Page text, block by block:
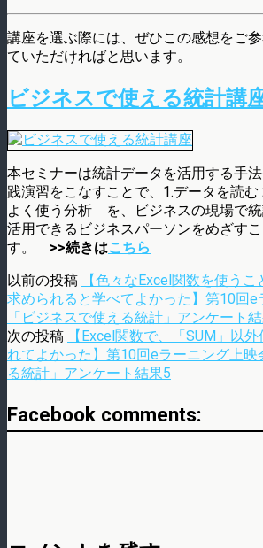
講座を選ぶ際には、ぜひこの感想をご
ていただければと思います。
ビジネスで使える統計講
本セミナーは統計データを活用する手
践演習をこなすことで、1.データを読
よく使う分析 を、ビジネスの現場で
活用できるビジネスパーソンをめざす
す。 >>続きはこちら
以前の投稿
【色々なExcel関数を使う
求められると学べてよかった】第10回e
「ビジネスで使える統計」アンケート
次の投稿
【Excel関数で、「SUM」以
れてよかった】第10回eラーニング上映
る統計」アンケート結果5
Facebook comments: